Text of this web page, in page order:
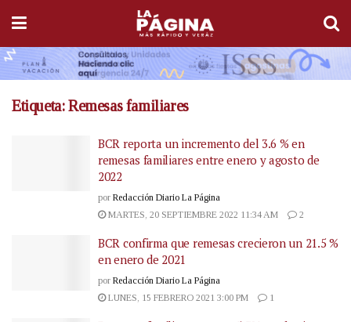
Etiqueta:Remesas familiares
BCR reporta un incremento del 3.6 % en
remesas familiares entre enero y agosto de
2022
por Redacción Diario La Página
MARTES, 20 SEPTIEMBRE 2022 11:34 AM
2
BCR confirma que remesas crecieron un 21.5 %
en enero de 2021
por Redacción Diario La Página
LUNES, 15 FEBRERO 2021 3:00 PM
1